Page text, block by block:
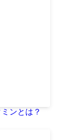
ンとは？